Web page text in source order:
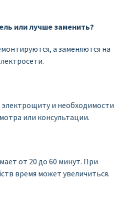
или лучше заменить?
а заменяются на
и необходимости
или консультации.
от 20 до 60 минут. При
время может увеличиться.